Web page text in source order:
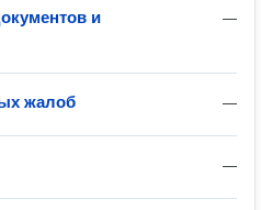
—
и
—
жалоб
—